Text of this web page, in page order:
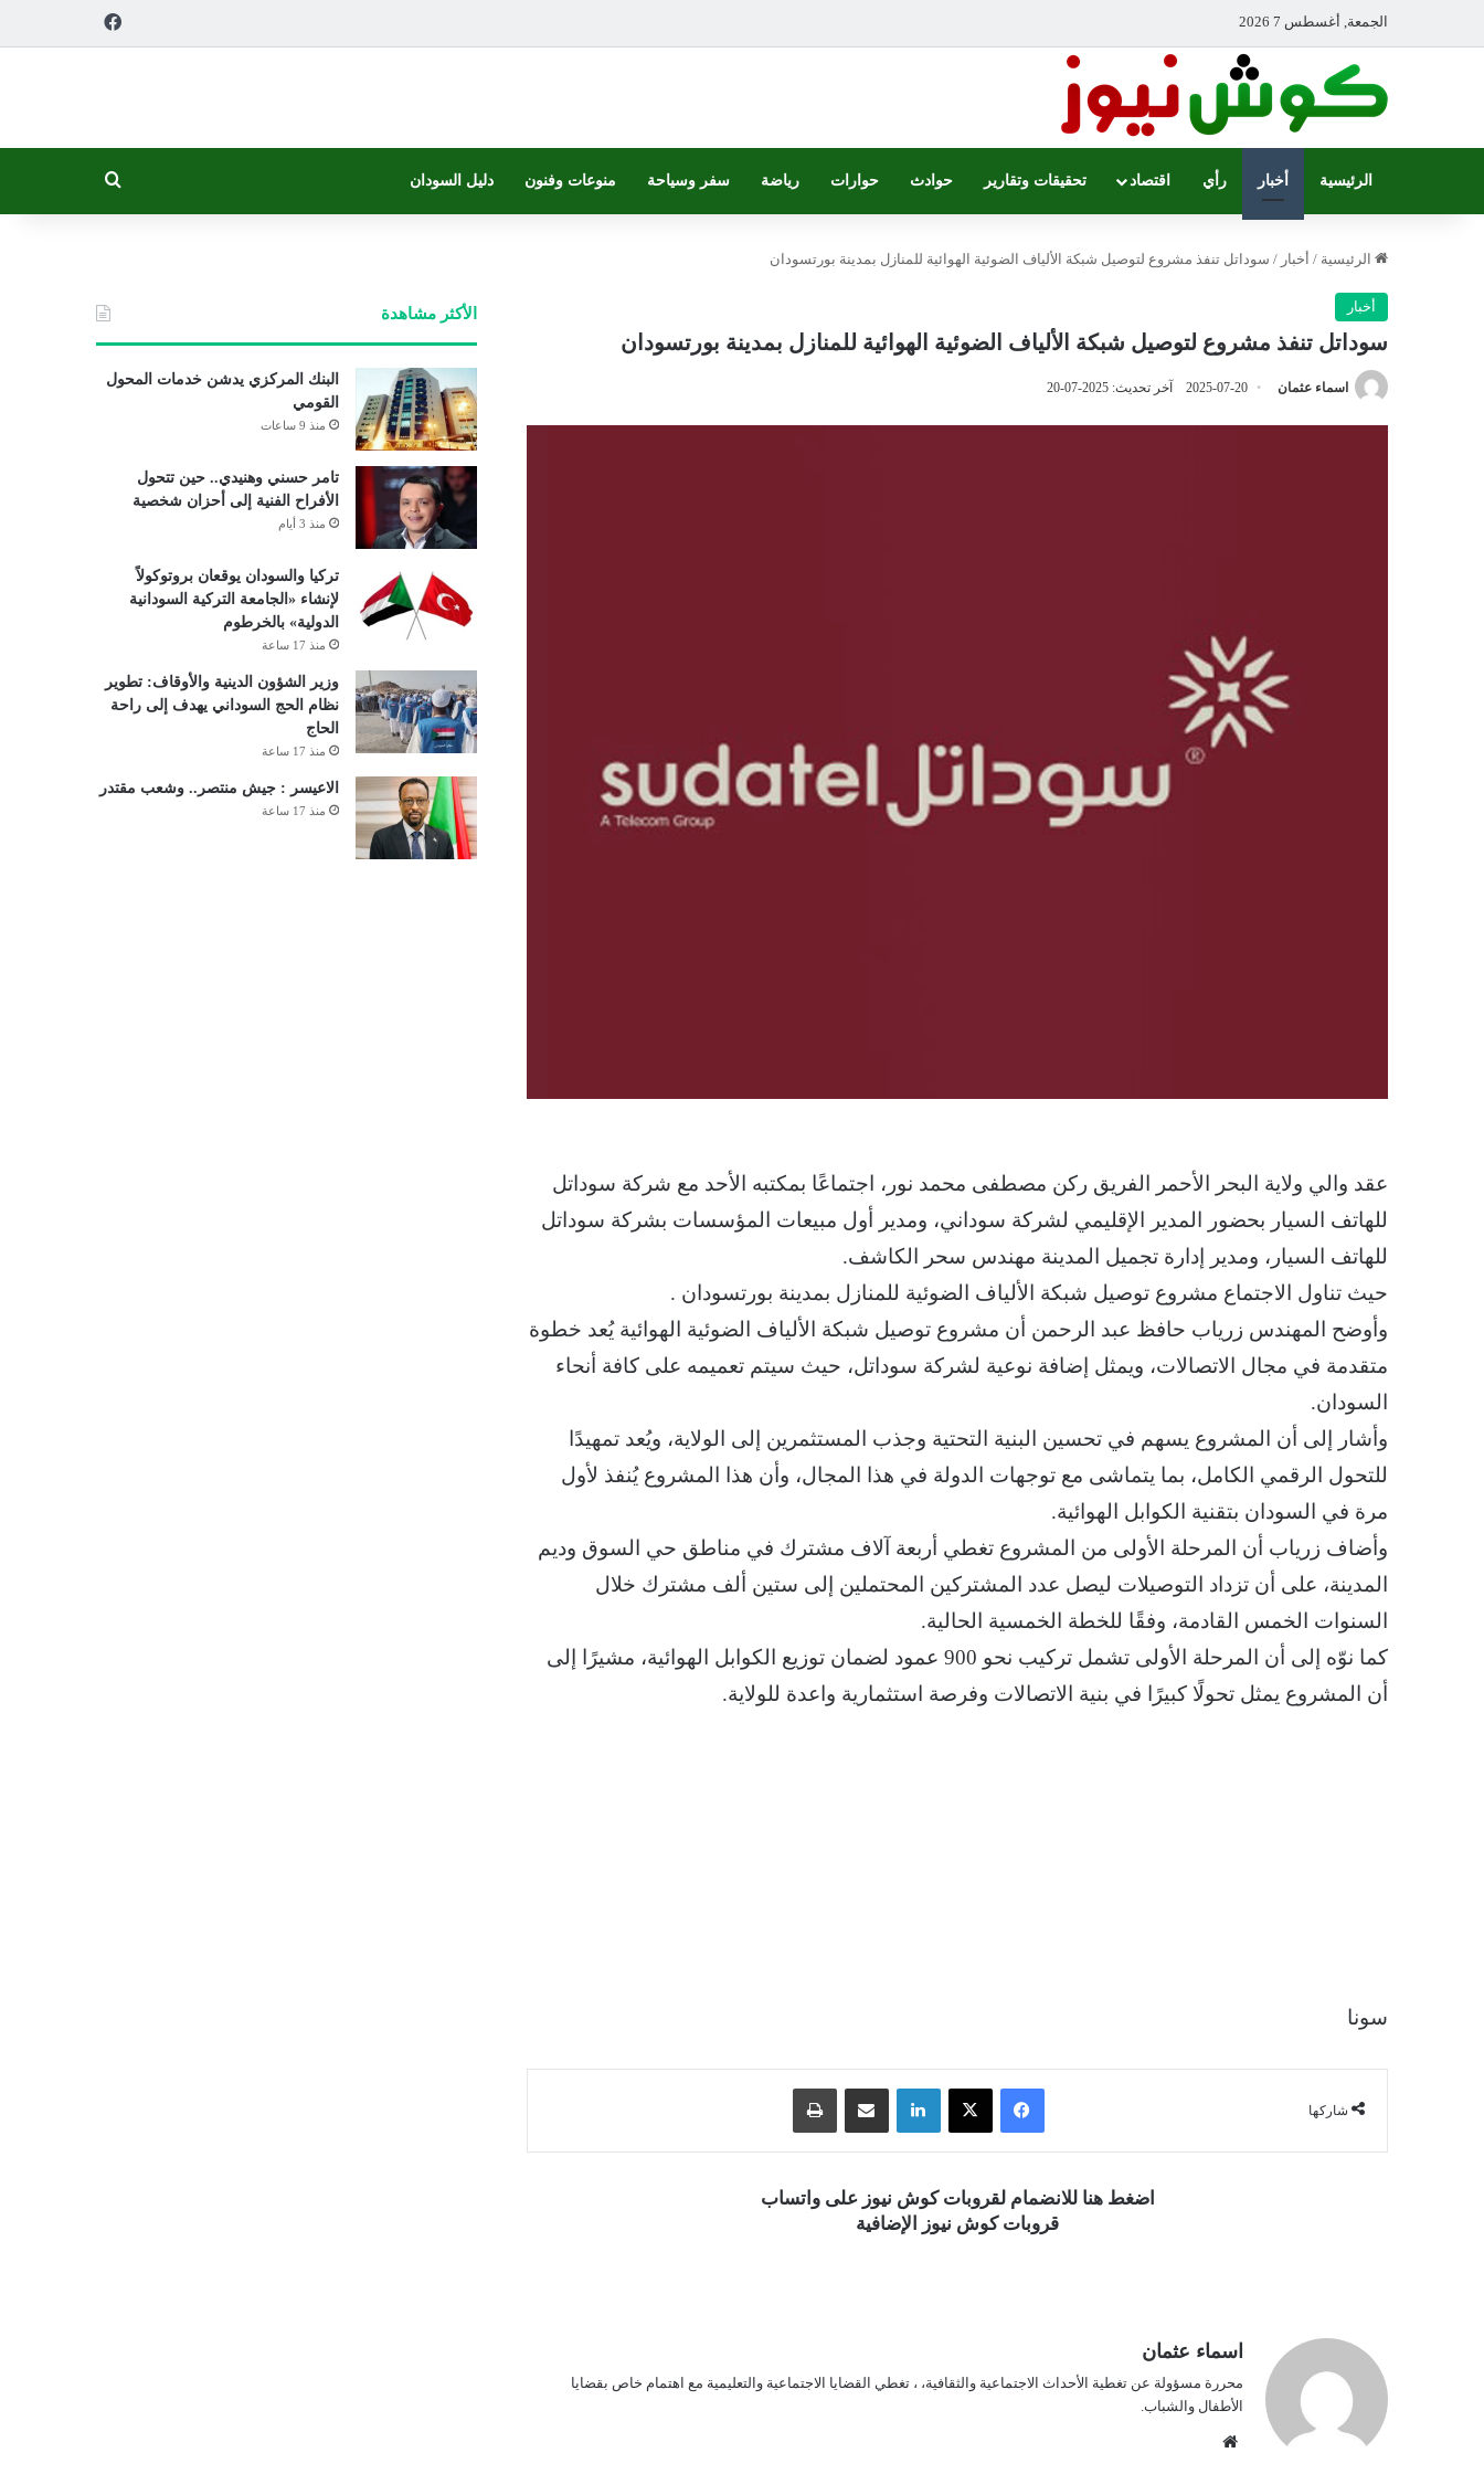
الجمعة, أغسطس 7 2026
الرئيسية أخبار رأي اقتصاد تحقيقات وتقارير حوادث حوارات رياضة سفر وسياحة منوعات وفنون دليل السودان
الرئيسية / أخبار / سوداتل تنفذ مشروع لتوصيل شبكة الألياف الضوئية الهوائية للمنازل بمدينة بورتسودان
أخبار
سوداتل تنفذ مشروع لتوصيل شبكة الألياف الضوئية الهوائية للمنازل بمدينة بورتسودان
اسماء عثمان 2025-07-20 آخر تحديث: 2025-07-20
عقد والي ولاية البحر الأحمر الفريق ركن مصطفى محمد نور، اجتماعًا بمكتبه الأحد مع شركة سوداتل
للهاتف السيار بحضور المدير الإقليمي لشركة سوداني، ومدير أول مبيعات المؤسسات بشركة سوداتل
للهاتف السيار، ومدير إدارة تجميل المدينة مهندس سحر الكاشف.
حيث تناول الاجتماع مشروع توصيل شبكة الألياف الضوئية للمنازل بمدينة بورتسودان .
وأوضح المهندس زرياب حافظ عبد الرحمن أن مشروع توصيل شبكة الألياف الضوئية الهوائية يُعد خطوة
متقدمة في مجال الاتصالات، ويمثل إضافة نوعية لشركة سوداتل، حيث سيتم تعميمه على كافة أنحاء
السودان.
وأشار إلى أن المشروع يسهم في تحسين البنية التحتية وجذب المستثمرين إلى الولاية، ويُعد تمهيدًا
للتحول الرقمي الكامل، بما يتماشى مع توجهات الدولة في هذا المجال، وأن هذا المشروع يُنفذ لأول
مرة في السودان بتقنية الكوابل الهوائية.
وأضاف زرياب أن المرحلة الأولى من المشروع تغطي أربعة آلاف مشترك في مناطق حي السوق وديم
المدينة، على أن تزداد التوصيلات ليصل عدد المشتركين المحتملين إلى ستين ألف مشترك خلال
السنوات الخمس القادمة، وفقًا للخطة الخمسية الحالية.
كما نوّه إلى أن المرحلة الأولى تشمل تركيب نحو 900 عمود لضمان توزيع الكوابل الهوائية، مشيرًا إلى
أن المشروع يمثل تحولًا كبيرًا في بنية الاتصالات وفرصة استثمارية واعدة للولاية.
سونا
شاركها
فيسبوك ‫X لينكدإن مشاركة عبر البريد
اضغط هنا للانضمام لقروبات كوش نيوز على واتساب
قروبات كوش نيوز الإضافية
اسماء عثمان
محررة مسؤولة عن تغطية الأحداث الاجتماعية والثقافية، ، تغطي القضايا الاجتماعية والتعليمية مع اهتمام خاص بقضايا
الأطفال والشباب.
الأكثر مشاهدة
البنك المركزي يدشن خدمات المحول
القومي
منذ 9 ساعات
تامر حسني وهنيدي.. حين تتحول
الأفراح الفنية إلى أحزان شخصية
منذ 3 أيام
تركيا والسودان يوقعان بروتوكولاً
لإنشاء «الجامعة التركية السودانية
الدولية» بالخرطوم
منذ 17 ساعة
وزير الشؤون الدينية والأوقاف: تطوير
نظام الحج السوداني يهدف إلى راحة
الحاج
منذ 17 ساعة
الاعيسر : جيش منتصر.. وشعب مقتدر
منذ 17 ساعة